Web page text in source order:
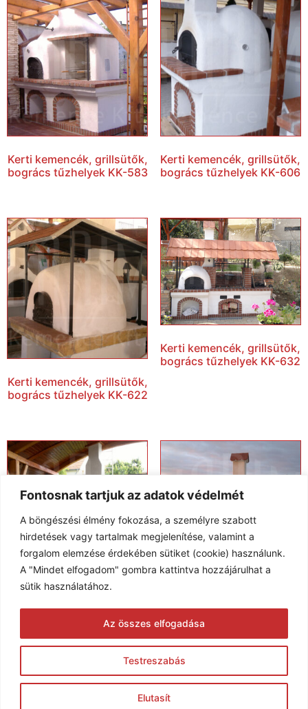
Fontosnak tartjuk az adatok védelmét
A böngészési élmény fokozása, a személyre szabott
hirdetések vagy tartalmak megjelenítése, valamint a
forgalom elemzése érdekében sütiket (cookie) használunk.
A "Mindet elfogadom" gombra kattintva hozzájárulhat a
sütik használatához.
Testreszabás
Elutasít
Az összes elfogadása
Kerti kemencék, grillsütők,
bogrács tűzhelyek KK-583
Kerti kemencék, grillsütők,
bogrács tűzhelyek KK-606
Kerti kemencék, grillsütők,
bogrács tűzhelyek KK-622
Kerti kemencék, grillsütők,
bogrács tűzhelyek KK-632
bogrács tűzhelyek KK-634
bogrács tűzhelyek KK-640
1 2 3 4 →